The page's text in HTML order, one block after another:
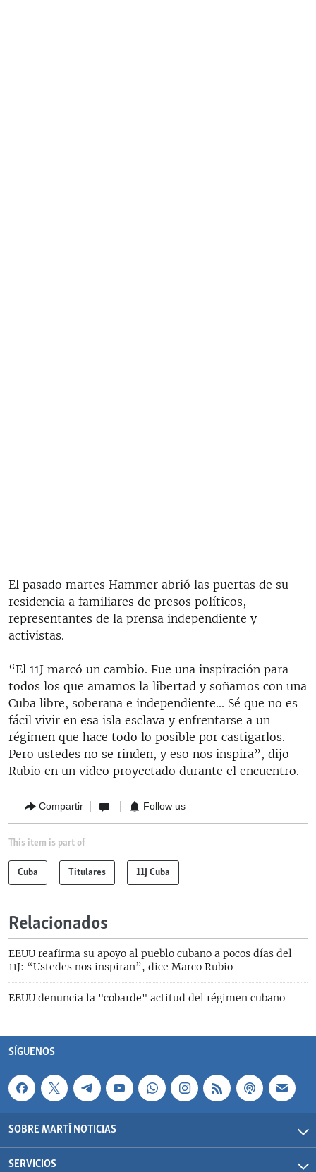
El pasado martes Hammer abrió las puertas de su
residencia a familiares de presos políticos,
representantes de la prensa independiente y
activistas.
“El 11J marcó un cambio. Fue una inspiración para
todos los que amamos la libertad y soñamos con una
Cuba libre, soberana e independiente... Sé que no es
fácil vivir en esa isla esclava y enfrentarse a un
régimen que hace todo lo posible por castigarlos.
Pero ustedes no se rinden, y eso nos inspira”, dijo
Rubio en un video proyectado durante el encuentro.
Compartir Follow us
This item is part of
Cuba Titulares 11J Cuba
Relacionados
EEUU reafirma su apoyo al pueblo cubano a pocos días del
11J: “Ustedes nos inspiran”, dice Marco Rubio
EEUU denuncia la "cobarde" actitud del régimen cubano
SÍGUENOS
SOBRE MARTÍ NOTICIAS
SERVICIOS